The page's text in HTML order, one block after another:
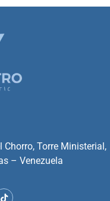
Chorro, Torre Ministerial,
– Venezuela